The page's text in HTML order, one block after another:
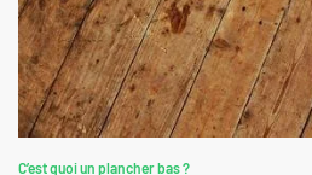
C’est quoi un plancher bas ?